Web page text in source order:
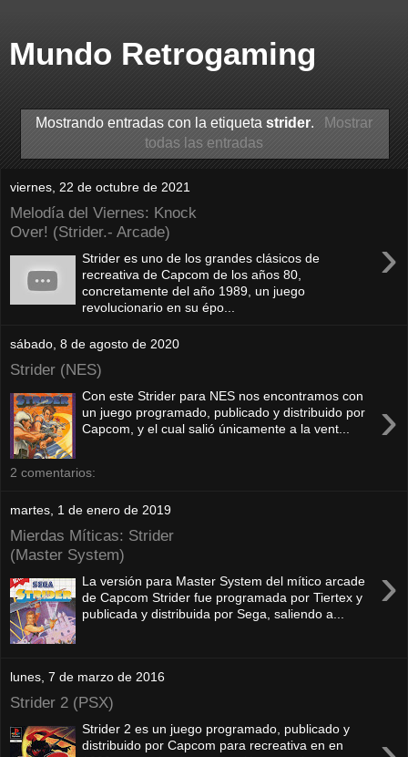
Mundo Retrogaming
Mostrando entradas con la etiquetastrider.
Mostrar
todas las entradas
viernes, 22 de octubre de 2021
Melodía del Viernes: Knock
Over! (Strider.- Arcade)
›
Strider es uno de los grandes clásicos de
recreativa de Capcom de los años 80,
concretamente del año 1989, un juego
revolucionario en su épo...
sábado, 8 de agosto de 2020
Strider (NES)
›
Con este Strider para NES nos encontramos con
un juego programado, publicado y distribuido por
Capcom, y el cual salió únicamente a la vent...
2 comentarios:
martes, 1 de enero de 2019
Mierdas Míticas: Strider
(Master System)
›
La versión para Master System del mítico arcade
de Capcom Strider fue programada por Tiertex y
publicada y distribuida por Sega, saliendo a...
lunes, 7 de marzo de 2016
Strider 2 (PSX)
Strider 2 es un juego programado, publicado y
distribuido por Capcom para recreativa en en